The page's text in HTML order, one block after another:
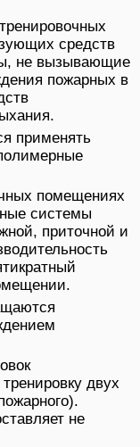
средств
не вызывающие
пожарных в
применять
помещениях
системы
приточной и
двух
не